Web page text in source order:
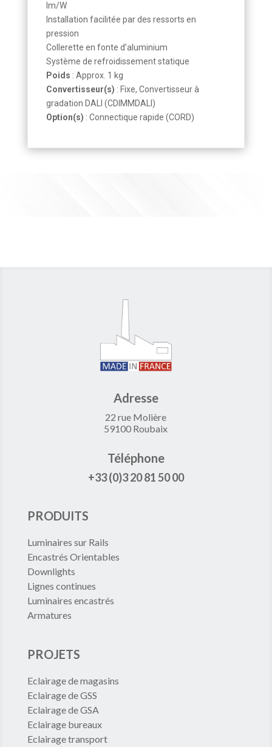
lm/W
Installation facilitée par des ressorts en
pression
Collerette en fonte d’aluminium
Système de refroidissement statique
Poids : Approx. 1 kg
Convertisseur(s) : Fixe, Convertisseur à
gradation DALI (CDIMMDALI)
Option(s) : Connectique rapide (CORD)
Adresse
22 rue Molière
59100 Roubaix
Téléphone
+33 (0)3 20 81 50 00
PRODUITS
Luminaires sur Rails
Encastrés Orientables
Downlights
Lignes continues
Luminaires encastrés
Armatures
PROJETS
Eclairage de magasins
Eclairage de GSS
Eclairage de GSA
Eclairage bureaux
Eclairage transport